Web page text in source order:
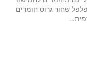
שמן מלח פלפל שחור גרוס חומרים